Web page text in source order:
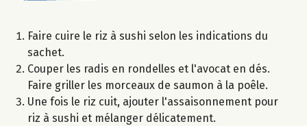
Faire cuire le riz à sushi selon les indications du
sachet.
Couper les radis en rondelles et l'avocat en dés.
Faire griller les morceaux de saumon à la poêle.
Une fois le riz cuit, ajouter l'assaisonnement pour
riz à sushi et mélanger délicatement.